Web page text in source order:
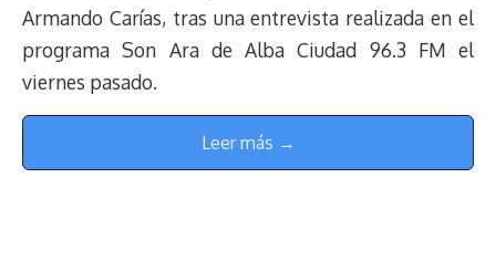
Armando Carías, tras una entrevista realizada en el
programa Son Ara de Alba Ciudad 96.3 FM el
viernes pasado.
Leer más →